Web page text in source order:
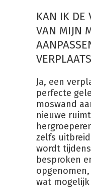
KAN IK DE
VAN MIJN
Ja, een
perfecte
moswand
nieuwe
zelfs
wordt
besproken
wat mogelijk